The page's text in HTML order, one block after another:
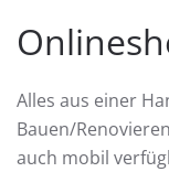
Alles aus einer
Bauen/
auch mobil